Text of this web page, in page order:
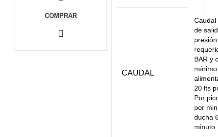
COMPRAR
CAUDAL
Caudal
de
BAR y
20 lts
Por
por
ducha
minuto.